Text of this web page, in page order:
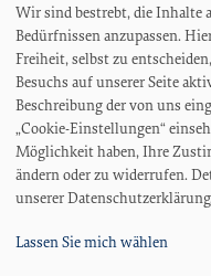
3 : 2
Bremer SV
Die letzten Spiele
Filter:Alle Spiele
Wir sind bestrebt, die Inhalte
Bedürfnissen anzupassen.
Freiheit, selbst zu
Besuchs auf unserer Seite
Beschreibung der von uns
„Cookie-Einstellungen“
Möglichkeit haben, Ihre
ändern oder zu widerrufen.
unserer Datenschutzerklärung.
Lassen Sie mich wählen